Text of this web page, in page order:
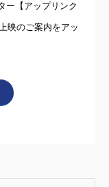
ー【アップリンク
映のご案内をアッ